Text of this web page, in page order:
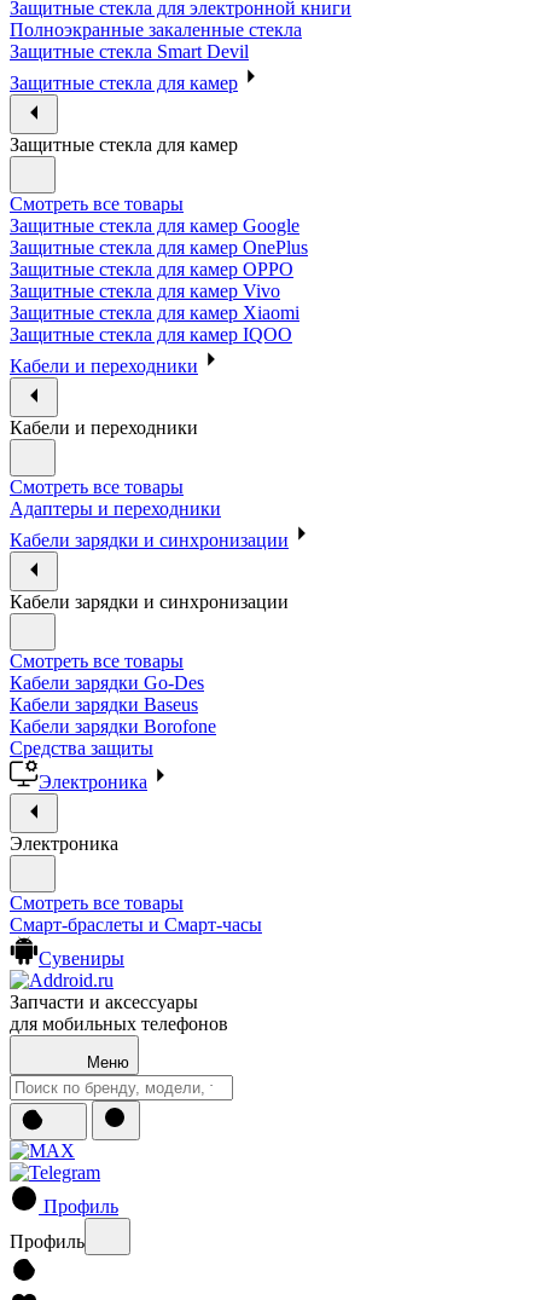
Защитные стекла для электронной книги
Полноэкранные закаленные стекла
Защитные стекла Smart Devil
Защитные стекла для камер
Защитные стекла для камер
Смотреть все товары
Защитные стекла для камер Google
Защитные стекла для камер OnePlus
Защитные стекла для камер OPPO
Защитные стекла для камер Vivo
Защитные стекла для камер Xiaomi
Защитные стекла для камер IQOO
Кабели и переходники
Кабели и переходники
Смотреть все товары
Адаптеры и переходники
Кабели зарядки и синхронизации
Кабели зарядки и синхронизации
Смотреть все товары
Кабели зарядки Go-Des
Кабели зарядки Baseus
Кабели зарядки Borofone
Средства защиты
Электроника
Электроника
Смотреть все товары
Смарт-браслеты и Смарт-часы
Сувениры
Запчасти и аксессуары
для мобильных телефонов
Меню
Профиль
Профиль